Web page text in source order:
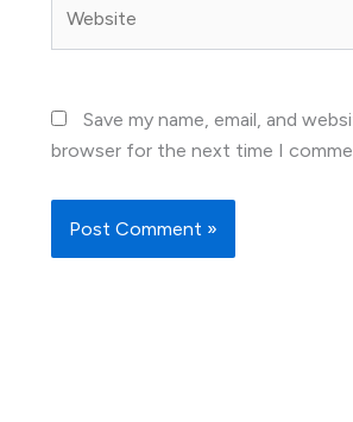
Save my name, email, and
browser for the next time I